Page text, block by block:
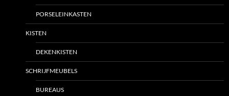
PORSELEINKASTEN
KISTEN
DEKENKISTEN
SCHRIJFMEUBELS
BUREAUS